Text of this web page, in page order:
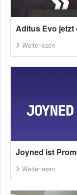
Aditus Evo
Weiterlesen
Joyned ist
Weiterlesen